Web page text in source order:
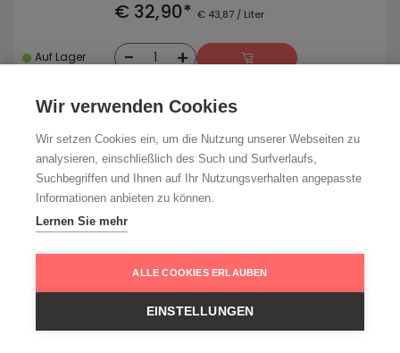
€ 32,90* € 43,87 / Liter
Auf Lager - 1 +
Burgund Côte de Nuits, Frankreich
Marsannay Rouge
Champs Perdrix 2024
leicht, erfrischende Säure, sanftes Tannin,
feine Holznote, trocken
Wir verwenden Cookies
Wir setzen Cookies ein, um die Nutzung unserer Webseiten zu
analysieren, einschließlich des Such und Surfverlaufs,
Suchbegriffen und Ihnen auf Ihr Nutzungsverhalten angepasste
Informationen anbieten zu können.
Lernen Sie mehr
ALLE COOKIES ERLAUBEN
EINSTELLUNGEN